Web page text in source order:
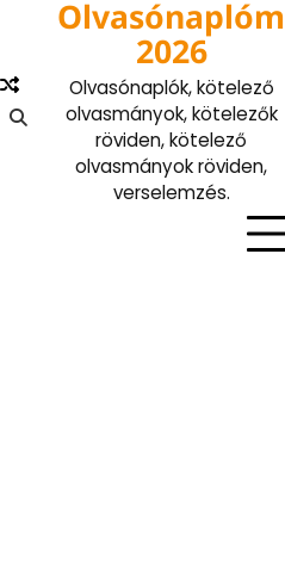
content
Olvasónaplóm
2026
Olvasónaplók, kötelező
olvasmányok, kötelezők
röviden, kötelező
olvasmányok röviden,
verselemzés.